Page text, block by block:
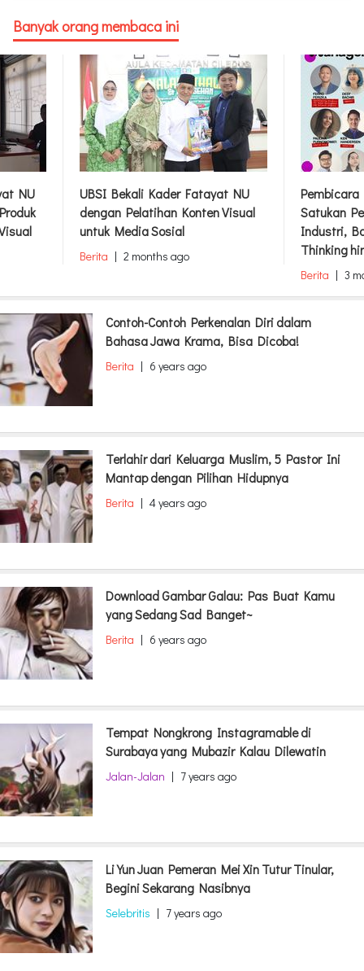
Banyak orang membaca ini
NU
UBSI Bekali Kader Fatayat NU
dengan Pelatihan Konten Visual
untuk Media Sosial
Berita | 2 months ago
Satukan
Industri,
Thinking
Berita | 3
Contoh-Contoh Perkenalan Diri dalam
Bahasa Jawa Krama, Bisa Dicoba!
Berita | 6 years ago
Terlahir dari Keluarga Muslim, 5 Pastor Ini
Mantap dengan Pilihan Hidupnya
Berita | 4 years ago
Download Gambar Galau: Pas Buat Kamu
yang Sedang Sad Banget~
Berita | 6 years ago
Tempat Nongkrong Instagramable di
Surabaya yang Mubazir Kalau Dilewatin
Jalan-Jalan | 7 years ago
Li Yun Juan Pemeran Mei Xin Tutur Tinular,
Begini Sekarang Nasibnya
Selebritis | 7 years ago